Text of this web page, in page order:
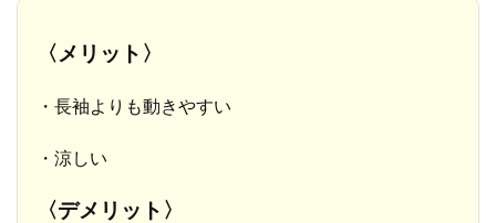
〈メリット〉
・長袖よりも動きやすい
・涼しい
〈デメリット〉